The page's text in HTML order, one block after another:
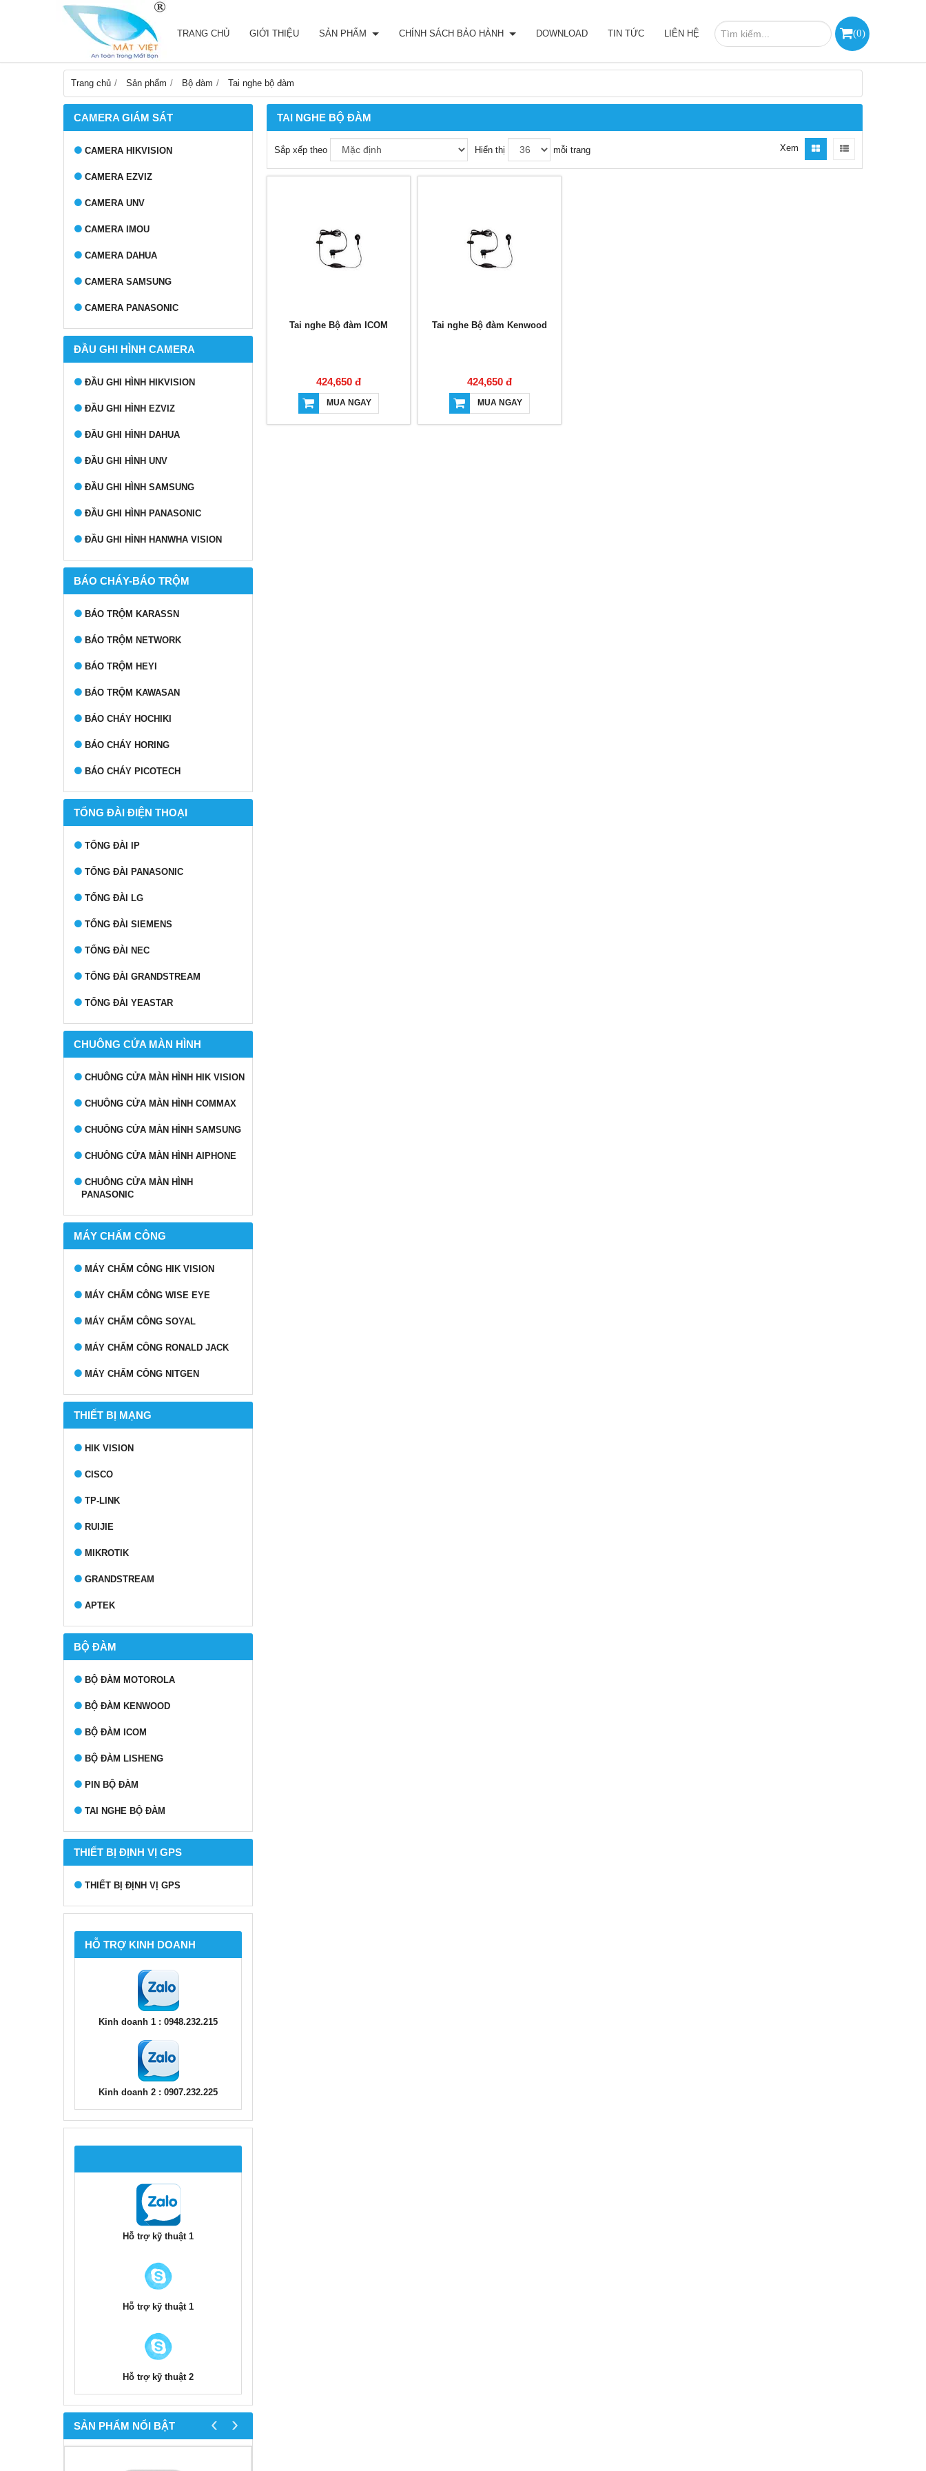
(0)
TRANG CHỦ GIỚI THIỆU SẢN PHẨM CHÍNH SÁCH BẢO HÀNH DOWNLOAD TIN TỨC LIÊN HỆ
Trang chủ Sản phẩm Bộ đàm Tai nghe bộ đàm
CAMERA GIÁM SÁT
CAMERA HIKVISION
CAMERA EZVIZ
CAMERA UNV
CAMERA IMOU
CAMERA DAHUA
CAMERA SAMSUNG
CAMERA PANASONIC
ĐẦU GHI HÌNH CAMERA
ĐẦU GHI HÌNH HIKVISION
ĐẦU GHI HÌNH EZVIZ
ĐẦU GHI HÌNH DAHUA
ĐẦU GHI HÌNH UNV
ĐẦU GHI HÌNH SAMSUNG
ĐẦU GHI HÌNH PANASONIC
ĐẦU GHI HÌNH HANWHA VISION
BÁO CHÁY-BÁO TRỘM
BÁO TRỘM KARASSN
BÁO TRỘM NETWORK
BÁO TRỘM HEYI
BÁO TRỘM KAWASAN
BÁO CHÁY HOCHIKI
BÁO CHÁY HORING
BÁO CHÁY PICOTECH
TỔNG ĐÀI ĐIỆN THOẠI
TỔNG ĐÀI IP
TỔNG ĐÀI PANASONIC
TỔNG ĐÀI LG
TỔNG ĐÀI SIEMENS
TỔNG ĐÀI NEC
TỔNG ĐÀI GRANDSTREAM
TỔNG ĐÀI YEASTAR
CHUÔNG CỬA MÀN HÌNH
CHUÔNG CỬA MÀN HÌNH HIK VISION
CHUÔNG CỬA MÀN HÌNH COMMAX
CHUÔNG CỬA MÀN HÌNH SAMSUNG
CHUÔNG CỬA MÀN HÌNH AIPHONE
CHUÔNG CỬA MÀN HÌNH
PANASONIC
MÁY CHẤM CÔNG
MÁY CHẤM CÔNG HIK VISION
MÁY CHẤM CÔNG WISE EYE
MÁY CHẤM CÔNG SOYAL
MÁY CHẤM CÔNG RONALD JACK
MÁY CHẤM CÔNG NITGEN
THIẾT BỊ MẠNG
HIK VISION
CISCO
TP-LINK
RUIJIE
MIKROTIK
GRANDSTREAM
APTEK
BỘ ĐÀM
BỘ ĐÀM MOTOROLA
BỘ ĐÀM KENWOOD
BỘ ĐÀM ICOM
BỘ ĐÀM LISHENG
PIN BỘ ĐÀM
TAI NGHE BỘ ĐÀM
THIẾT BỊ ĐỊNH VỊ GPS
THIẾT BỊ ĐỊNH VỊ GPS
HỖ TRỢ KINH DOANH
Kinh doanh 1 : 0948.232.215
Kinh doanh 2 : 0907.232.225
Hỗ trợ kỹ thuật 1
Hỗ trợ kỹ thuật 1
Hỗ trợ kỹ thuật 2
SẢN PHẨM NỔI BẬT ‹ ›
TAI NGHE BỘ ĐÀM
Sắp xếp theo Hiển thị mỗi trang Xem
Tai nghe Bộ đàm ICOM
424,650 đ
MUA NGAY
Tai nghe Bộ đàm Kenwood
424,650 đ
MUA NGAY